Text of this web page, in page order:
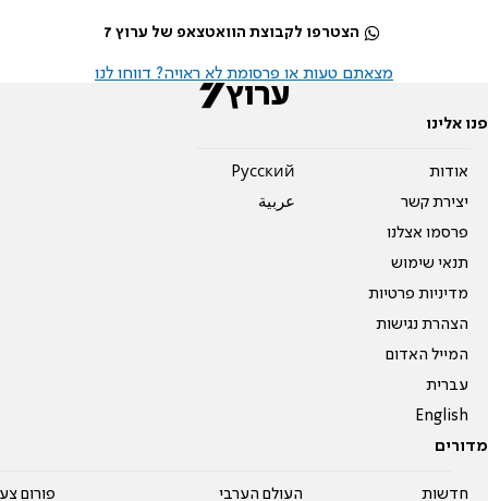
הצטרפו לקבוצת הוואטצאפ של ערוץ 7
מצאתם טעות או פרסומת לא ראויה? דווחו לנו
פנו אלינו
אודות
יצירת קשר
פרסמו אצלנו
תנאי שימוש
מדיניות פרטיות
הצהרת נגישות
המייל האדום
עברית
English
Pусский
عربية
מדורים
חדשות העולם הערבי פורום